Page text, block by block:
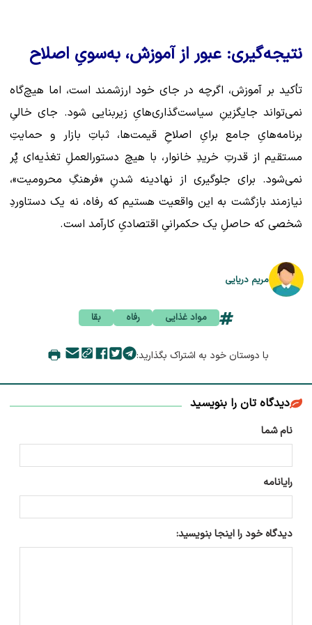
نتیجه‌گیری: عبور از آموزش، به‌سویِ اصلاح
تأکید بر آموزش، اگرچه در جای خود ارزشمند است، اما هیچ‌گاه
نمی‌تواند جایگزینِ سیاست‌گذاری‌هایِ زیربنایی شود. جای خالیِ
برنامه‌هایِ جامع برایِ اصلاحِ قیمت‌ها، ثباتِ بازار و حمایتِ
مستقیم از قدرتِ خریدِ خانوار، با هیچ دستورالعملِ تغذیه‌ای پُر
نمی‌شود. برای جلوگیری از نهادینه شدنِ «فرهنگِ محرومیت»،
نیازمند بازگشت به این واقعیت هستیم که رفاه، نه یک دستاوردِ
شخصی که حاصلِ یک حکمرانیِ اقتصادیِ کارآمد است.
مریم دریایی
مواد غذایی رفاه بقا
با دوستان خود به اشتراک بگذارید:
دیدگاه تان را بنویسید
نام شما
رایانامه
دیدگاه خود را اینجا بنویسید: